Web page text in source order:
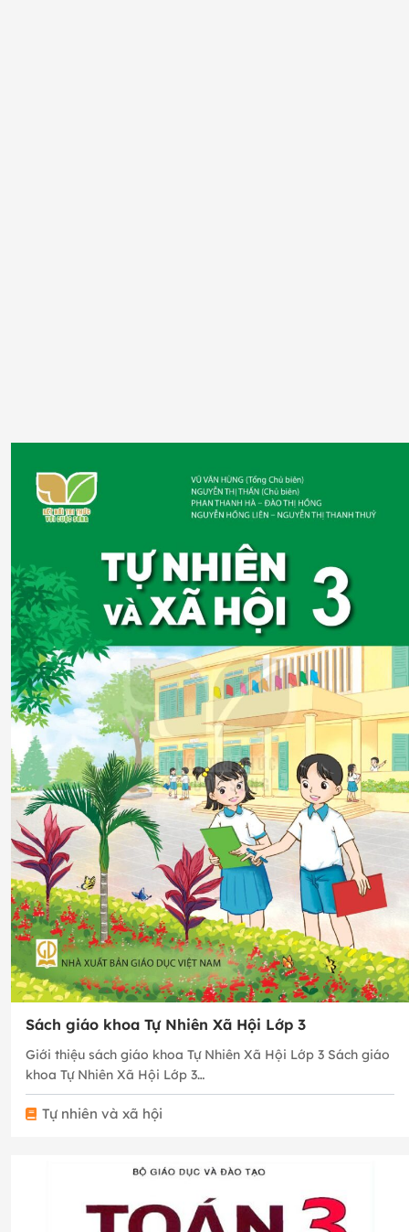
Sách giáo khoa Tự Nhiên Xã Hội Lớp 3
Giới thiệu sách giáo khoa Tự Nhiên Xã Hội Lớp 3 Sách giáo
khoa Tự Nhiên Xã Hội Lớp 3…
Tự nhiên và xã hội